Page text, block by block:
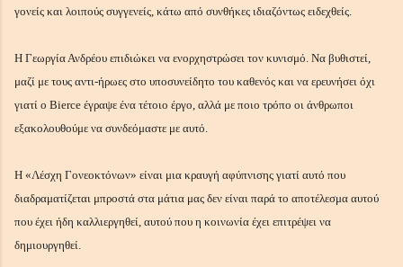
γονείς και λοιπούς συγγενείς, κάτω από συνθήκες ιδιαζόντως ειδεχθείς.
Η Γεωργία Ανδρέου επιδιώκει να ενορχηστρώσει τον κυνισμό. Να βυθιστεί,
μαζί με τους αντι-ήρωες στο υποσυνείδητο του καθενός και να ερευνήσει όχι
γιατί ο Bierce έγραψε ένα τέτοιο έργο, αλλά με ποιο τρόπο οι άνθρωποι
εξακολουθούμε να συνδεόμαστε με αυτό.
Η «Λέσχη Γονεοκτόνων» είναι μια κραυγή αφύπνισης γιατί αυτό που
διαδραματίζεται μπροστά στα μάτια μας δεν είναι παρά το αποτέλεσμα αυτού
που έχει ήδη καλλιεργηθεί, αυτού που η κοινωνία έχει επιτρέψει να
δημιουργηθεί.